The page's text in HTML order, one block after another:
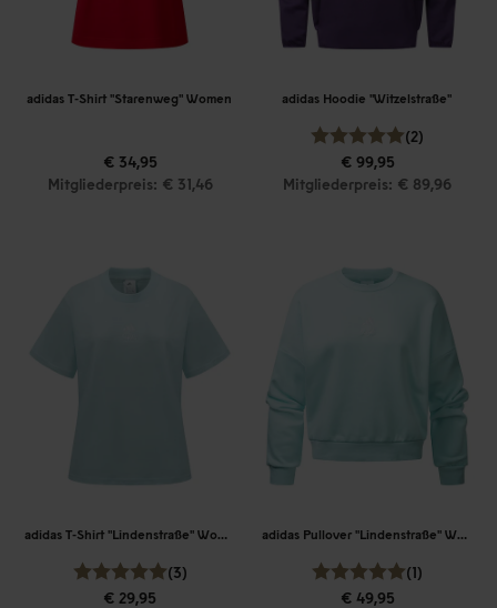
adidas T-Shirt "Starenweg" Women
€ 34,95
Mitgliederpreis: € 31,46
adidas Hoodie "Witzelstraße"
(2)
€ 99,95
Mitgliederpreis: € 89,96
adidas T-Shirt "Lindenstraße" Women
(3)
€ 29,95
adidas Pullover "Lindenstraße" Women
(1)
€ 49,95